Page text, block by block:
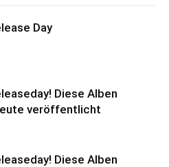
Day
Diese Alben
veröffentlicht
Diese Alben